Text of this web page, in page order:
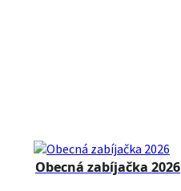
Obecná zabíjačka 2026